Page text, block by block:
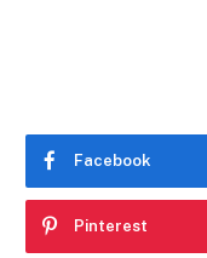
Facebook
Pinterest